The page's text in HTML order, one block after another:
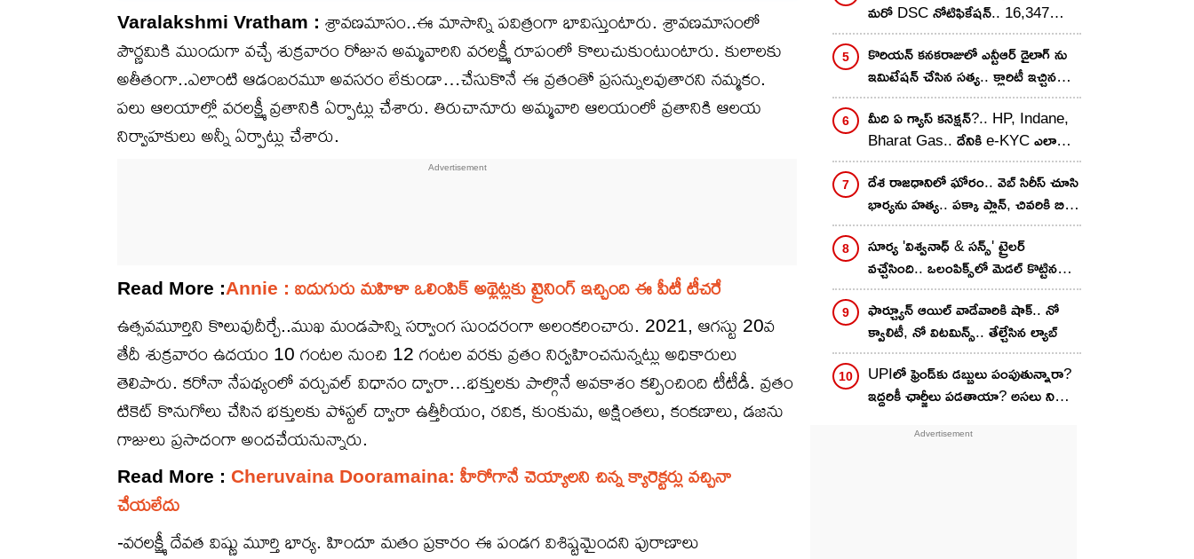
Varalakshmi Vratham : శ్రావణమాసం..ఈ మాసాన్ని పవిత్రంగా భావిస్తుంటారు. శ్రావణమాసంలో
పౌర్ణమికి ముందుగా వచ్చే శుక్రవారం రోజున అమ్మవారిని వరలక్ష్మీ రూపంలో కొలుచుకుంటుంటారు. కులాలకు
అతీతంగా..ఎలాంటి ఆడంబరమూ అవసరం లేకుండా…చేసుకొనే ఈ వ్రతంతో ప్రసన్నులవుతారని నమ్మకం.
పలు ఆలయాల్లో వరలక్ష్మీ వ్రతానికి ఏర్పాట్లు చేశారు. తిరుచానూరు అమ్మవారి ఆలయంలో వ్రతానికి ఆలయ
నిర్వాహకులు అన్నీ ఏర్పాట్లు చేశారు.
Read More :Annie : ఐదుగురు మహిళా ఒలింపిక్ అథ్లెట్లకు ట్రైనింగ్ ఇచ్చింది ఈ పీటీ టీచరే
ఉత్సవమూర్తిని కొలువుదీర్చే..ముఖ మండపాన్ని సర్వాంగ సుందరంగా అలంకరించారు. 2021, ఆగస్టు 20వ
తేదీ శుక్రవారం ఉదయం 10 గంటల నుంచి 12 గంటల వరకు వ్రతం నిర్వహించనున్నట్లు అధికారులు
తెలిపారు. కరోనా నేపథ్యంలో వర్చువల్ విధానం ద్వారా…భక్తులకు పాల్గొనే అవకాశం కల్పించింది టీటీడీ. వ్రతం
టికెట్ కొనుగోలు చేసిన భక్తులకు పోస్టల్ ద్వారా ఉత్తీరీయం, రవిక, కుంకుమ, అక్షింతలు, కంకణాలు, డజను
గాజులు ప్రసాదంగా అందచేయనున్నారు.
Read More : Cheruvaina Dooramaina: హీరోగానే చెయ్యాలని చిన్న క్యారెక్టర్లు వచ్చినా
చేయలేదు
-వరలక్ష్మీ దేవత విష్ణు మూర్తి భార్య. హిందూ మతం ప్రకారం ఈ పండగ విశిష్టమైందని పురాణాలు
మరో DSC నోటిఫికేషన్.. 16,347
పోస్టుల భర్తీ
కొరియన్ కనకరాజులో ఎన్టీఆర్ డైలాగ్ ను
ఇమిటేషన్ చేసిన సత్య.. క్లారిటీ ఇచ్చిన
వరుణ్ తేజ్..
మీది ఏ గ్యాస్ కనెక్షన్?.. HP, Indane,
Bharat Gas.. దేనికి e-KYC ఎలా
చేయాలి? స్టెప్ బై స్టెప్
దేశ రాజధానిలో ఘోరం.. వెబ్ సిరీస్ చూసి
భార్యను హత్య.. పక్కా ప్లాన్, చివరికి బిగ్
ట్విస్ట్
సూర్య 'విశ్వనాధ్ & సన్స్' ట్రైలర్
వచ్చేసింది.. ఒలంపిక్స్‌లో మెడల్ కొట్టిన
హీరో కొడుక్కి ఉన్న సమస్య ఏంటి?
ఫార్చ్యూన్ ఆయిల్ వాడేవారికి షాక్.. నో
క్వాలిటీ, నో విటమిన్స్.. తేల్చేసిన ల్యాబ్
UPIలో ఫ్రెండ్‌కు డబ్బులు పంపుతున్నారా?
ఇద్దరికీ ఛార్జీలు పడతాయా? అసలు నిజం